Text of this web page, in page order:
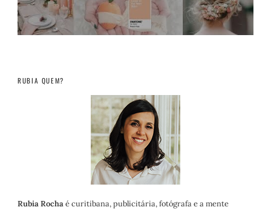
RUBIA QUEM?
Rubia Rochaé curitibana, publicitária, fotógrafa e a mente